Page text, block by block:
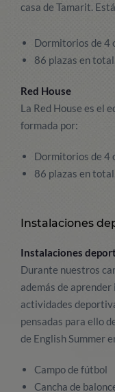
casa de Tamarit.
Dormitorios de 4
86 plazas en
Red House
La Red House es el
formada por:
Dormitorios de 4
86 plazas en
Instalaciones
Instalaciones
Durante nuestros
además de aprender
actividades
pensadas para ello
de English Summer
Campo de fútbol
Cancha de